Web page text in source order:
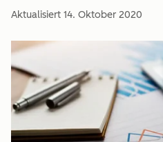
Aktualisiert 14. Oktober 2020